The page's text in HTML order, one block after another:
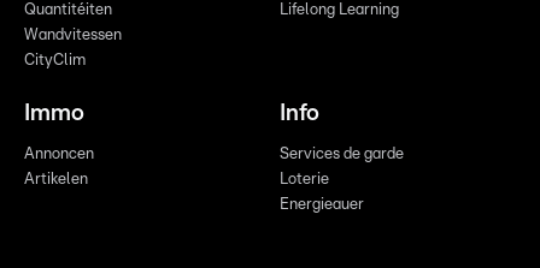
Quantitéiten
Wandvitessen
CityClim
Lifelong Learning
Immo
Annoncen
Artikelen
Info
Services de garde
Loterie
Energieauer